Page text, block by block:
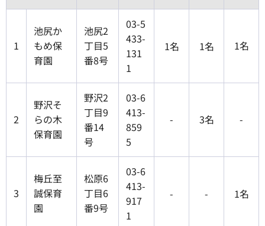
1
池尻か
もめ保
育園
池尻2
丁目5
番8号
03-5
433-
131
1
1名 1名 1名
2
野沢そ
らの木
保育園
野沢2
丁目9
番14
号
03-6
413-
859
5
- 3名 -
3
梅丘至
誠保育
園
松原6
丁目6
番9号
03-6
413-
917
1
- - 1名